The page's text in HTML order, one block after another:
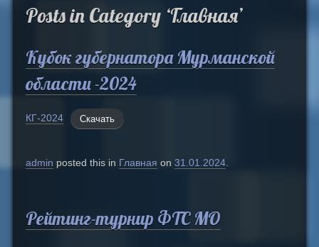
Posts in Category ‘Главная’
Кубок губернатора Мурманской
области -2024
КГ-2024 Скачать
admin posted this in Главная on 31.01.2024.
Рейтинг-турнир ФТС МО